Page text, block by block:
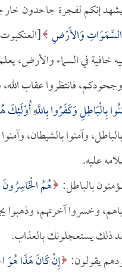
إنكم لفجرة جاحدون
السَّمَوَاتِ وَالأَرْضِ
في السماء والأرض،
فانتظروا عقاب
بِالْبَاطِلِ وَكَفَرُوا بِاللَّهِ
وآمنوا بالشيطان،
عليه.
بالباطل: هُمُ الْخَاسِرُونَ
وخسروا آخرتهم،
ذلك يستعجلونك بالعذاب.
يقولون: إِنْ كَانَ هَذَا هُوَ